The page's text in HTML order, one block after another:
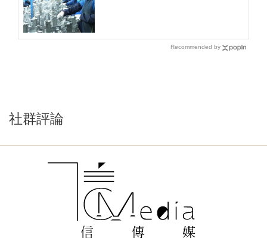
Recommended by
社群評論